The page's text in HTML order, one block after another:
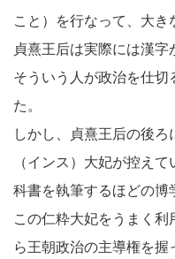
こと）を行なって、大き
貞熹王后は実際には漢字
そういう人が政治を仕切
た。
しかし、貞熹王后の後
（インス）大妃が控え
科書を執筆するほどの博
この仁粋大妃をうまく
ら王朝政治の主導権を握